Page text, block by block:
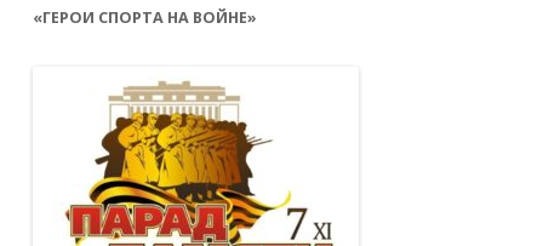
«ГЕРОИ СПОРТА НА ВОЙНЕ»